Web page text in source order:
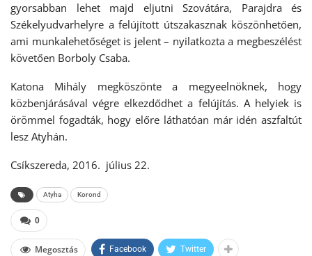
gyorsabban lehet majd eljutni Szovátára, Parajdra és
Székelyudvarhelyre a felújított útszakasznak köszönhetően,
ami munkalehetőséget is jelent – nyilatkozta a megbeszélést
követően Borboly Csaba.
Katona Mihály megköszönte a megyeelnöknek, hogy
közbenjárásával végre elkezdődhet a felújítás. A helyiek is
örömmel fogadták, hogy előre láthatóan már idén aszfaltút
lesz Atyhán.
Csíkszereda, 2016. július 22.
Atyha Korond
0
Megosztás Facebook Twitter